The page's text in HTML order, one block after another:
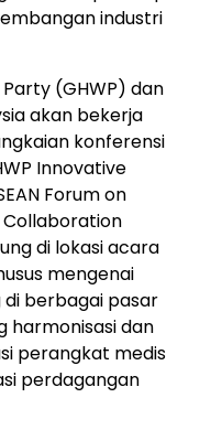
industri
(GHWP) dan
akan bekerja
konferensi
Innovative
Forum on
Collaboration
di lokasi acara
mengenai
di berbagai pasar
harmonisasi dan
perangkat medis
perdagangan